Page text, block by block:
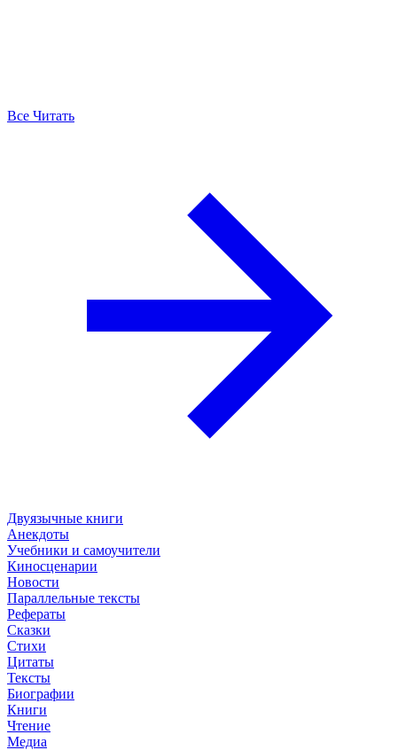
Все Читать
Двуязычные книги
Анекдоты
Учебники и самоучители
Киносценарии
Новости
Параллельные тексты
Рефераты
Сказки
Стихи
Цитаты
Тексты
Биографии
Книги
Чтение
Медиа